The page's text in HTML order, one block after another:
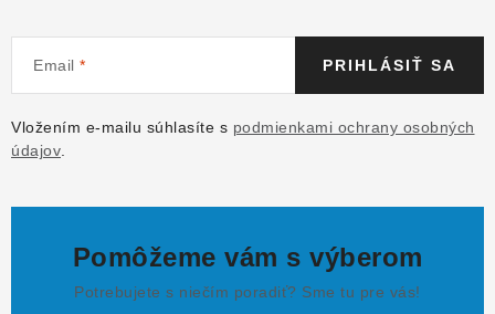
Email
Vložením e-mailu súhlasíte s podmienkami ochrany osobných
údajov
PRIHLÁSIŤ SA
Pomôžeme vám s výberom
Potrebujete s niečím poradiť? Sme tu pre vás!